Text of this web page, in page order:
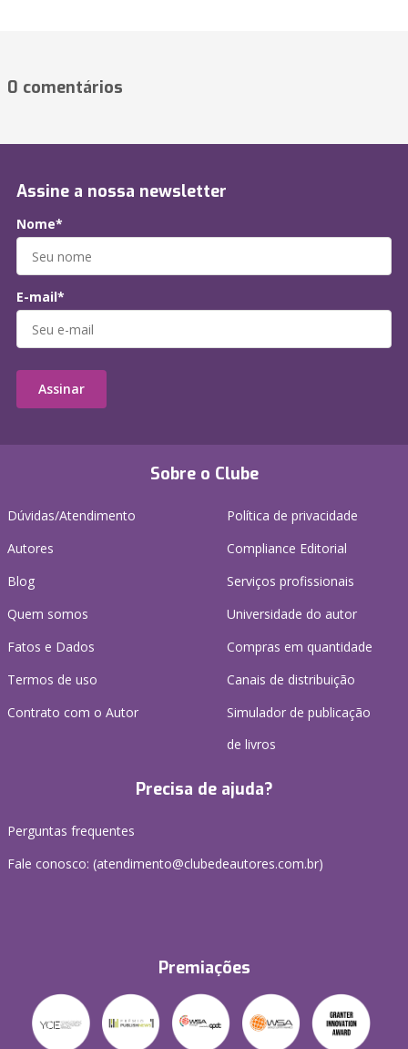
0 comentários
Sobre o Clube
Dúvidas/Atendimento
Autores
Blog
Quem somos
Fatos e Dados
Termos de uso
Contrato com o Autor
Política de privacidade
Compliance Editorial
Serviços profissionais
Universidade do autor
Compras em quantidade
Canais de distribuição
Simulador de publicação
de livros
Precisa de ajuda?
Perguntas frequentes
Fale conosco: (atendimento@clubedeautores.com.br)
Premiações
Assine a nossa newsletter
Nome*
E-mail*
Assinar